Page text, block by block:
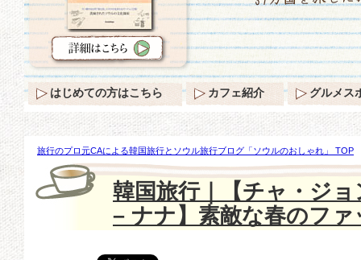
旅行のプロ元CAによる韓国旅行とソウル旅行ブログ「ソウルのおしゃれ」 TOP
ジョンウォン – ヒョミン – ナナ】素敵な春のファッション♪
韓国旅行｜【チャ・ジ
– ナナ】素敵な春のファ
はじめての方はこちら カフェ紹介 グルメス